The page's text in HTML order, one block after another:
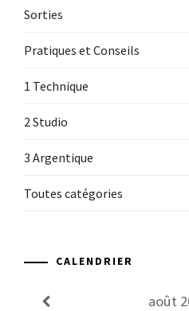
Sorties
Pratiques et Conseils
1 Technique
2 Studio
3 Argentique
Toutes catégories
CALENDRIER
août